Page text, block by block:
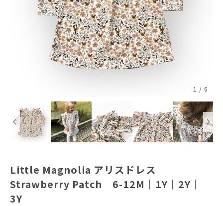
1 / 6
Little Magnolia アリスドレス
Strawberry Patch 6-12M｜1Y｜2Y｜
3Y